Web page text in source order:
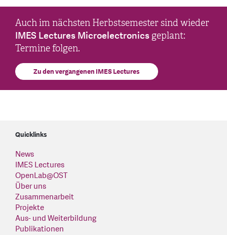
Auch im nächsten Herbstsemester sind wieder
IMES Lectures Microelectronics geplant:
Termine folgen.
Zu den vergangenen IMES Lectures
Quicklinks
News
IMES Lectures
OpenLab@OST
Über uns
Zusammenarbeit
Projekte
Aus- und Weiterbildung
Publikationen